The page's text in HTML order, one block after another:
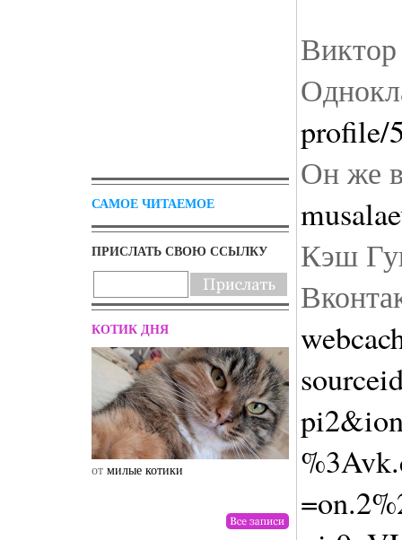
САМОЕ ЧИТАЕМОЕ
ПРИСЛАТЬ СВОЮ ССЫЛКУ
КОТИК ДНЯ
от милые котики drunktwi
profile/
Он же
Кэш